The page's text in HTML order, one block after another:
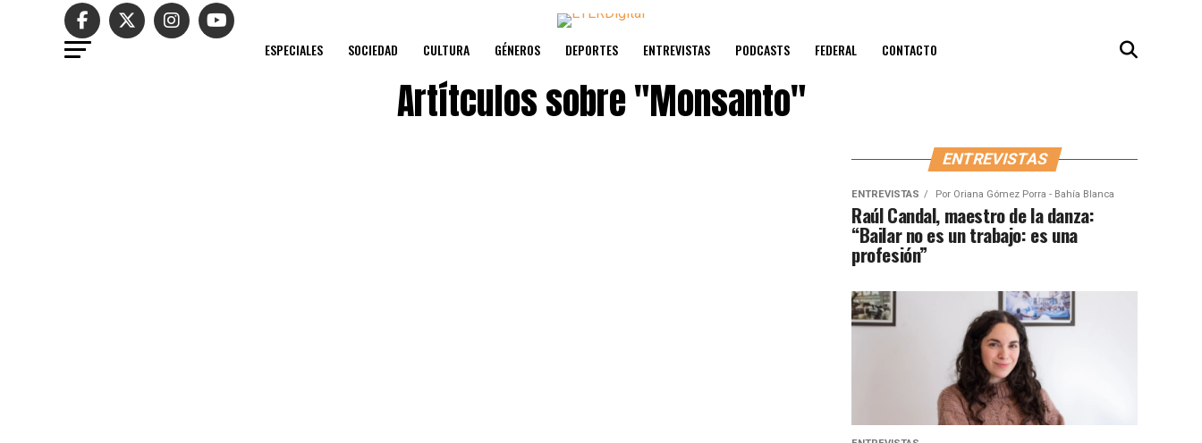
ESPECIALES SOCIEDAD CULTURA GÉNEROS DEPORTES ENTREVISTAS PODCASTS FEDERAL CONTACTO
Artítculos sobre"Monsanto"
ENTREVISTAS
ENTREVISTAS Por Oriana Gómez Porra - Bahía Blanca
Raúl Candal, maestro de la danza:
“Bailar no es un trabajo: es una
profesión”